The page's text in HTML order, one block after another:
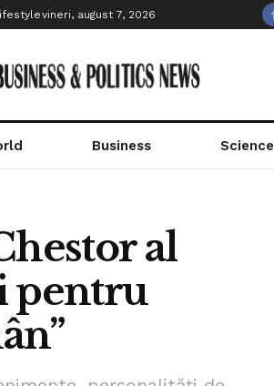
vineri, august 7, 2026
Business Science
al
pentru